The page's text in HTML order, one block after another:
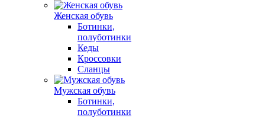
Женская обувь
Ботинки,
полуботинки
Кеды
Кроссовки
Сланцы
Мужская обувь
Ботинки,
полуботинки